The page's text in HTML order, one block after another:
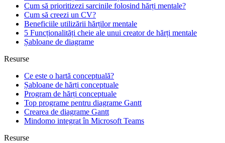
Cum să prioritizezi sarcinile folosind hărți mentale?
Cum să creezi un CV?
Beneficiile utilizării hărților mentale
5 Funcționalități cheie ale unui creator de hărți mentale
Șabloane de diagrame
Resurse
Ce este o hartă conceptuală?
Șabloane de hărți conceptuale
Program de hărți conceptuale
Top programe pentru diagrame Gantt
Crearea de diagrame Gantt
Mindomo integrat în Microsoft Teams
Resurse